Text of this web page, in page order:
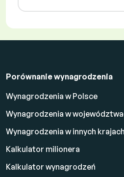
Porównanie wynagrodzenia
Wynagrodzenia w Polsce
Wynagrodzenia w
Wynagrodzenia w innych krajach
Kalkulator milionera
Kalkulator wynagrodzeń